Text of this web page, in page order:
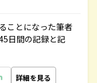
ことになった筆者
日間の記録と記
詳細を見る